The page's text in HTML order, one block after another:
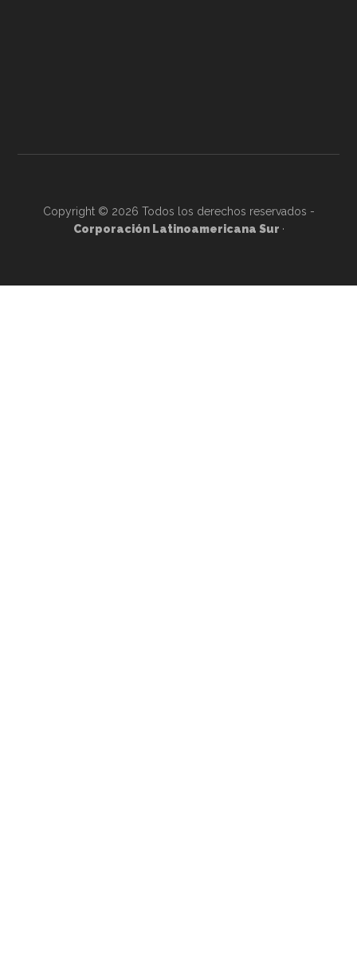
Copyright © 2026 Todos los derechos reservados -
Corporación Latinoamericana Sur ·